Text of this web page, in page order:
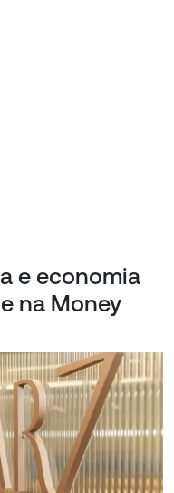
e economia
na Money